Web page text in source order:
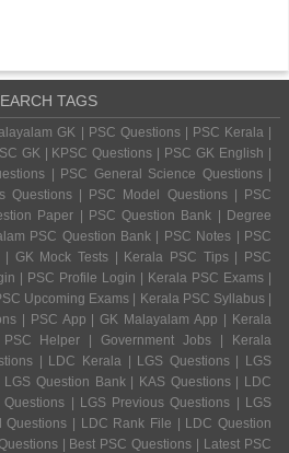
TAGS
GK | PSC Questions | PSC Kerala |
GK | KPSC Questions | PSC GK English |
| PSC General Science Questions |
Questions | PSC Model Questions | PSC
Paper | PSC Question Bank | Degree
PSC Question Bank | PSC Notes | PSC
| GK Mock Tests | Kerala PSC Tips | PSC
| PSC Profile Login | Kerala PSC Exams |
Upcoming Exams | Kerala PSC Syllabus |
| PSC App | GK Malayalam App | Kerala
Helper | Government Jobs | Kerala
| LDC Kerala | LGS Questions | LGS
Question Bank | KAS Questions | LDC
| LGS Previous Questions | LGS
Questions | LDC Rank File | LDC Question
| Best PSC Questions | Latest PSC